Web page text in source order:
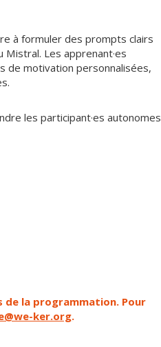
à formuler des prompts clairs
Les apprenant·es
de motivation personnalisées,
les participant·es autonomes
de la programmation. Pour
ker.org.